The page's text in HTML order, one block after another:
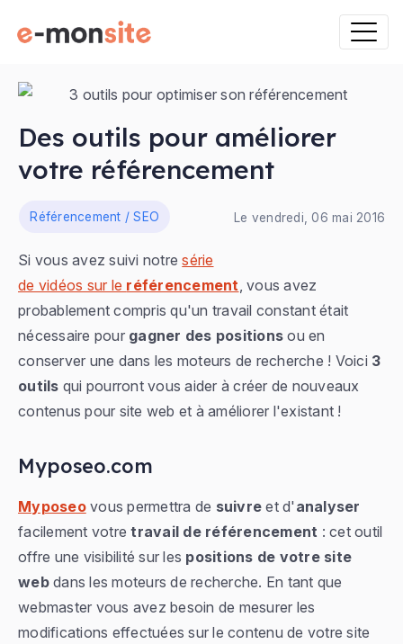
Des outils pour améliorer
votre référencement
Le vendredi, 06 mai 2016
Référencement / SEO
Si vous avez suivi notresérie
de vidéos sur le référencement , vous avez
probablement compris qu'un travail constant était
nécessaire pour gagner des positions ou en
conserver une dans les moteurs de recherche ! Voici 3
outils qui pourront vous aider à créer de nouveaux
contenus pour site web et à améliorer l'existant !
Myposeo.com
Myposeovous permettra de suivre et d' analyser
facilement votretravail de référencement : cet outil
offre une visibilité sur les positions de votre site
webdans les moteurs de recherche. En tant que
webmaster vous avez besoin de mesurer les
modifications effectuées sur le contenu de votre site